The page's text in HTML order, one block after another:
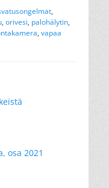
,
, orivesi, palohälytin,
, vapaa
osa 2021